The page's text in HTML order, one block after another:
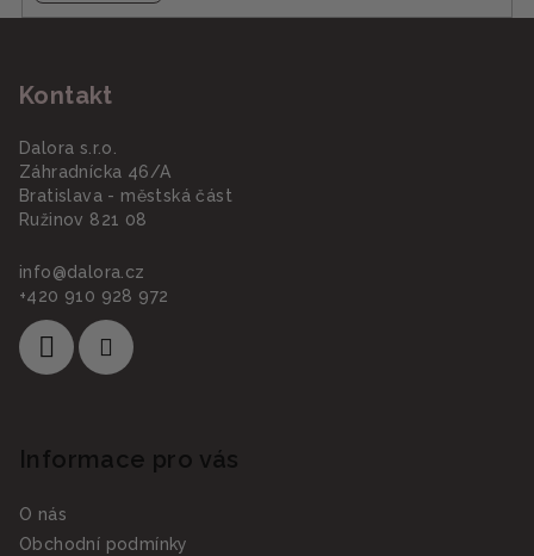
Kontakt
Dalora s.r.o.
Záhradnícka 46/A
Bratislava - městská část
Ružinov 821 08
info@dalora.cz
+420 910 928 972
Informace pro vás
O nás
Obchodní podmínky